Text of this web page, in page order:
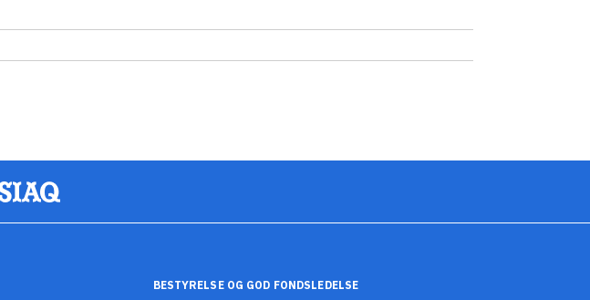
BESTYRELSE OG GOD FONDSLEDELSE